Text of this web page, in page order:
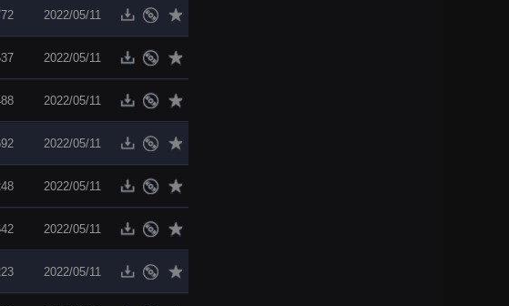
2022/05/11
2022/05/11
2022/05/11
2022/05/11
2022/05/11
2022/05/11
2022/05/11